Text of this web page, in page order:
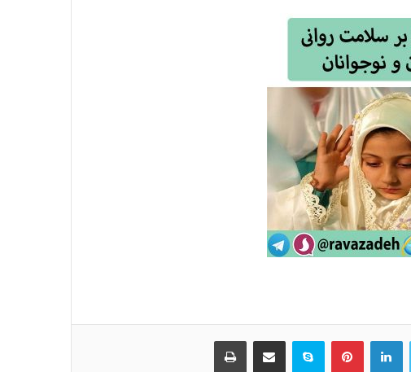
لینکدین ‫پین‌ترست اسکایپ اشتراک گذاری از طریق ایمیل
بر سیستم عصبی مرکزی و محیطی باعث
تغییر در سوخت و ساز (متابولیسم)
طرز تهیه شیرینی سنتی گوش فیل ویژه ماه
مبارک رمضان
افطار با آب یخ خیلی خطرناکه…
🏴 شهادت امام کاظم علیه السلام تسلیت باد